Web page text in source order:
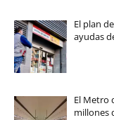
El plan
ayudas
El Metro
millones